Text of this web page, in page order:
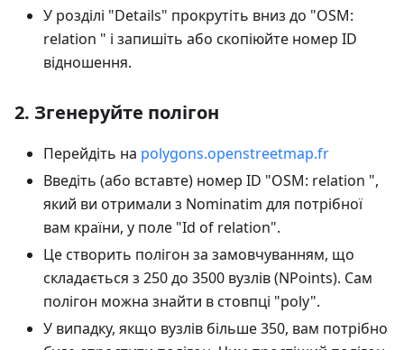
У розділі "Details" прокрутіть вниз до "OSM:
relation " і запишіть або скопіюйте номер ID
відношення.
2. Згенеруйте полігон
Перейдіть на polygons.openstreetmap.fr
Введіть (або вставте) номер ID "OSM: relation ",
який ви отримали з Nominatim для потрібної
вам країни, у поле "Id of relation".
Це створить полігон за замовчуванням, що
складається з 250 до 3500 вузлів (NPoints). Сам
полігон можна знайти в стовпці "poly".
У випадку, якщо вузлів більше 350, вам потрібно